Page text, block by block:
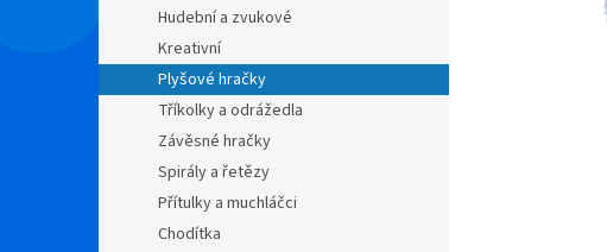
l
Hudební a zvukové
Kreativní
Plyšové hračky
Tříkolky a odrážedla
Závěsné hračky
Spirály a řetězy
Přítulky a muchláčci
Chodítka